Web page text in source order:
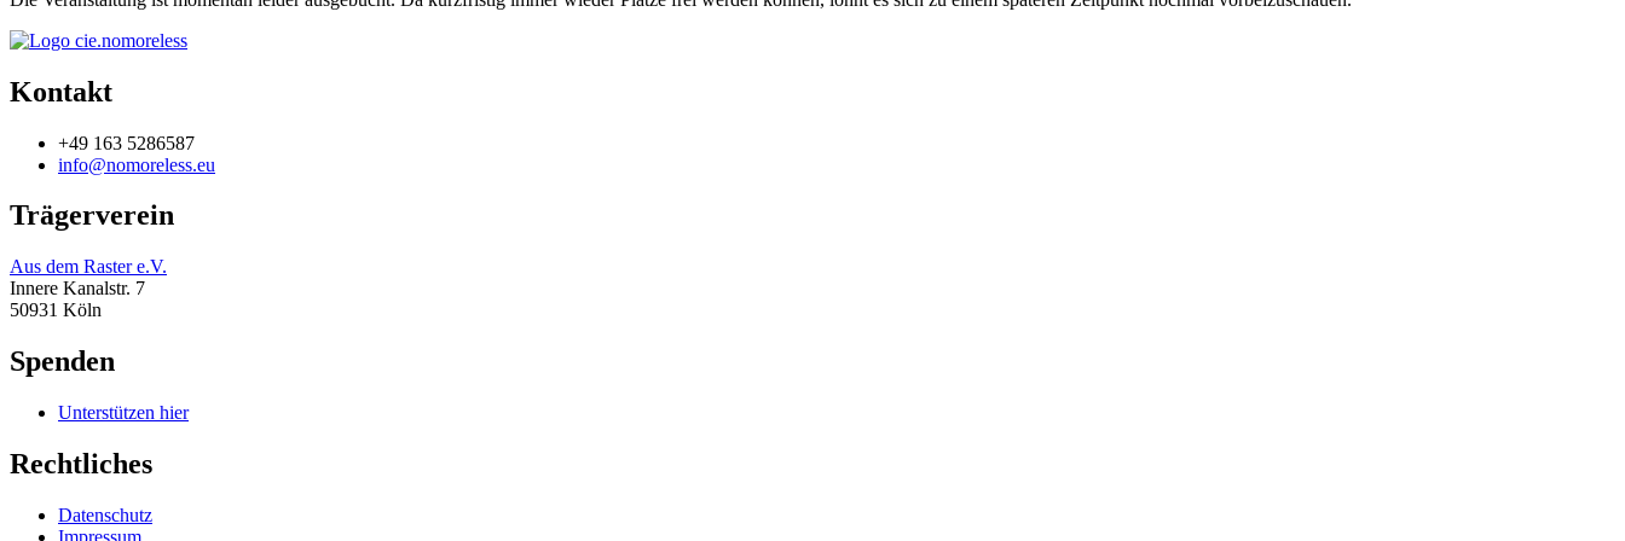
Kontakt
+49 163 5286587
info@nomoreless.eu
Trägerverein
Aus dem Raster e.V.
Innere Kanalstr. 7
50931 Köln
Spenden
Unterstützen hier
Rechtliches
Datenschutz
Impressum